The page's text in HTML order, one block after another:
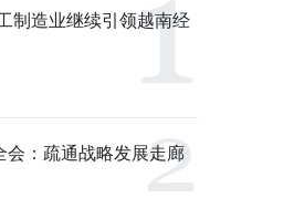
制造业继续引领越南经
会：疏通战略发展走廊